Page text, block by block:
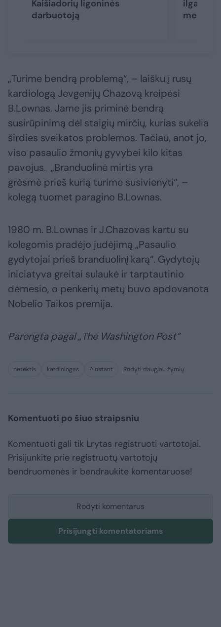
Kaišiadorių ligoninės
darbuotoją
mediko
„Turime bendrą problemą“, – laišku į rusų
kardiologą Jevgenijų Chazovą kreipėsi
B.Lownas. Jame jis priminė bendrą
susirūpinimą dėl staigių mirčių, kurias sukelia
širdies sveikatos problemos. Tačiau, anot jo,
viso pasaulio žmonių gyvybei kilo kitas
pavojus. „Branduolinė mirtis yra
grėsmė prieš kurią turime susivienyti“, –
kolegą tuomet paragino B.Lownas.
1980 m. B.Lownas ir J.Chazovas kartu su
kolegomis pradėjo judėjimą „Pasaulio
gydytojai prieš branduolinį karą“. Gydytojų
iniciatyva greitai sulaukė ir tarptautinio
dėmesio, o penkerių metų buvo apdovanota
Nobelio Taikos premija.
Parengta pagal „The Washington Post“
netektis kardiologas ^Instant Rodyti daugiau žymių
Komentuoti po šiuo straipsniu
Komentuoti gali tik Lrytas registruoti vartotojai.
Prisijunkite prie registruotų vartotojų
bendruomenės ir bendraukite komentaruose!
Rodyti komentarus
Prisijungti komentatoriams